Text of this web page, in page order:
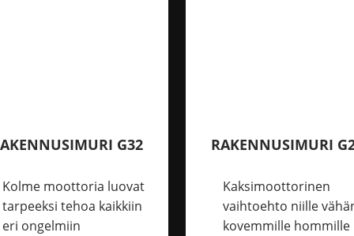
G32
Kolme moottoria luovat
tarpeeksi tehoa kaikkiin
eri ongelmiin
RAKENNUSIMURI
Kaksimoottorinen
vaihtoehto niille
kovemmille hommille